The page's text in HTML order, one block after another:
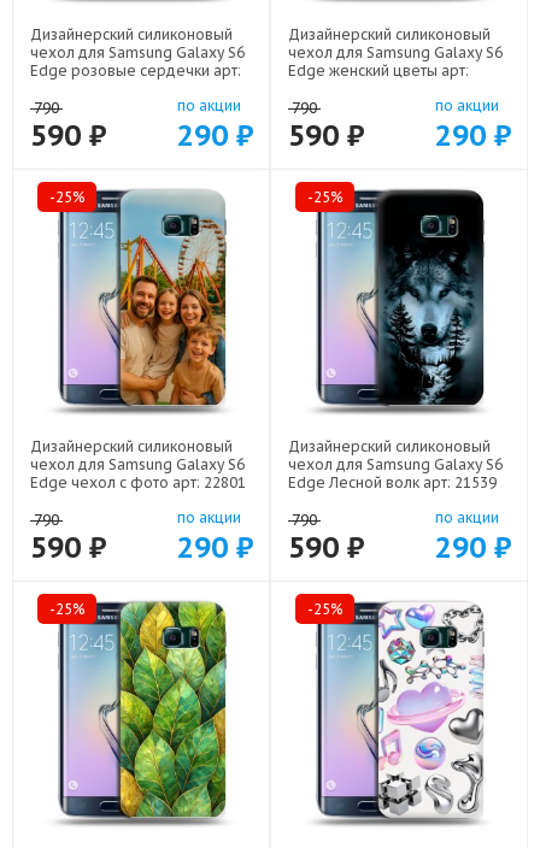
Дизайнерский силиконовый
чехол для Samsung Galaxy S6
Edge розовые сердечки арт:
790
590 ₽
по акции
290 ₽
Дизайнерский силиконовый
чехол для Samsung Galaxy S6
Edge женский цветы арт:
790
590 ₽
по акции
290 ₽
-25%
Дизайнерский силиконовый
чехол для Samsung Galaxy S6
Edge чехол с фото арт: 22801
790
590 ₽
по акции
290 ₽
-25%
Дизайнерский силиконовый
чехол для Samsung Galaxy S6
Edge Лесной волк арт: 21539
790
590 ₽
по акции
290 ₽
-25% -25%